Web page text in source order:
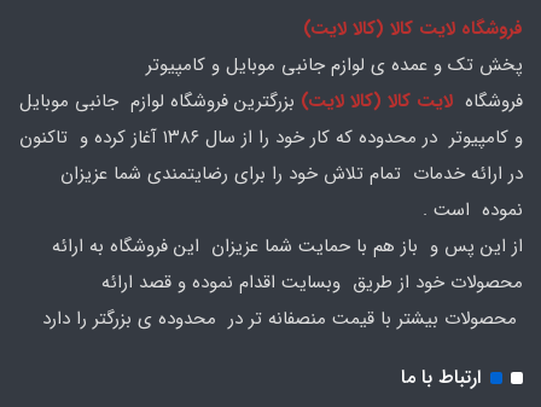
فروشگاه لایت کالا (کالا لایت)
پخش تک و عمده ی لوازم جانبی موبایل و کامپیوتر
فروشگاه لایت کالا (کالا لایت) بزرگترین فروشگاه لوازم جانبی موبایل
و کامپیوتر در محدوده که کار خود را از سال ۱۳۸۶ آغاز کرده و تاکنون
در ارائه خدمات تمام تلاش خود را برای رضایتمندی شما عزیزان
نموده است .
از این پس و باز هم با حمایت شما عزیزان این فروشگاه به ارائه
محصولات خود از طریق وبسایت اقدام نموده و قصد ارائه
محصولات بیشتر با قیمت منصفانه تر در محدوده ی بزرگتر را دارد
ارتباط با ما